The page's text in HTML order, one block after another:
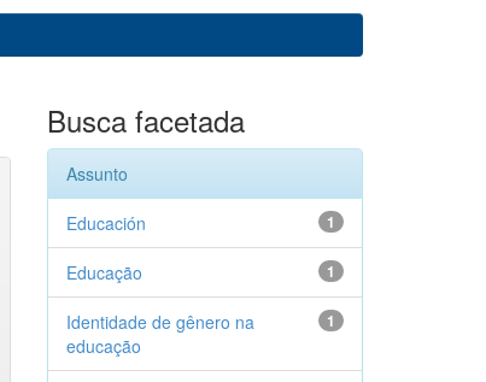
Busca facetada
Assunto
1
Educación
1
Educação
1
Identidade de gênero na
educação